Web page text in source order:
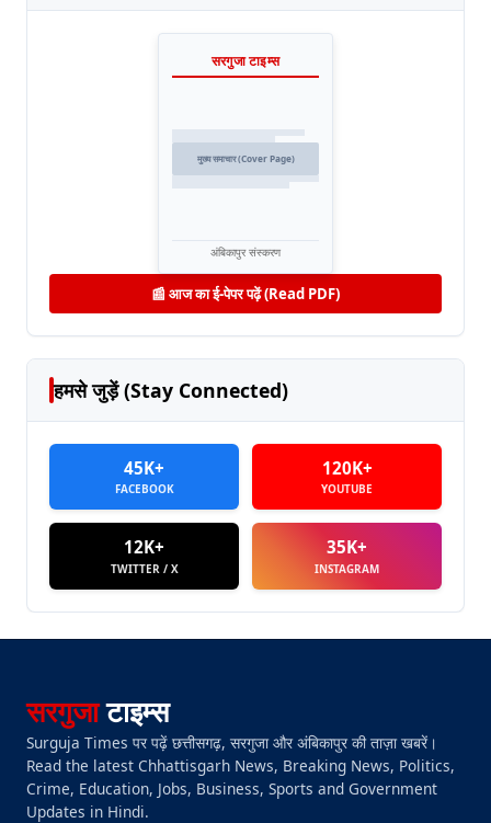
सरगुजा टाइम्स
मुख्य समाचार (Cover Page)
अंबिकापुर संस्करण
📰 आज का ई-पेपर पढ़ें (Read PDF)
हमसे जुड़ें (Stay Connected)
45K+
FACEBOOK
120K+
YOUTUBE
12K+
TWITTER / X
35K+
INSTAGRAM
सरगुजाटाइम्स
Surguja Times पर पढ़ें छत्तीसगढ़, सरगुजा और अंबिकापुर की ताज़ा खबरें।
Read the latest Chhattisgarh News, Breaking News, Politics,
Crime, Education, Jobs, Business, Sports and Government
Updates in Hindi.